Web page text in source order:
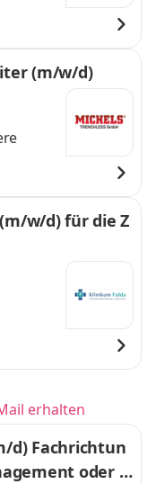
(m/w/d)
w/d) für die Z
erhalten
d) Fachrichtun
oder L